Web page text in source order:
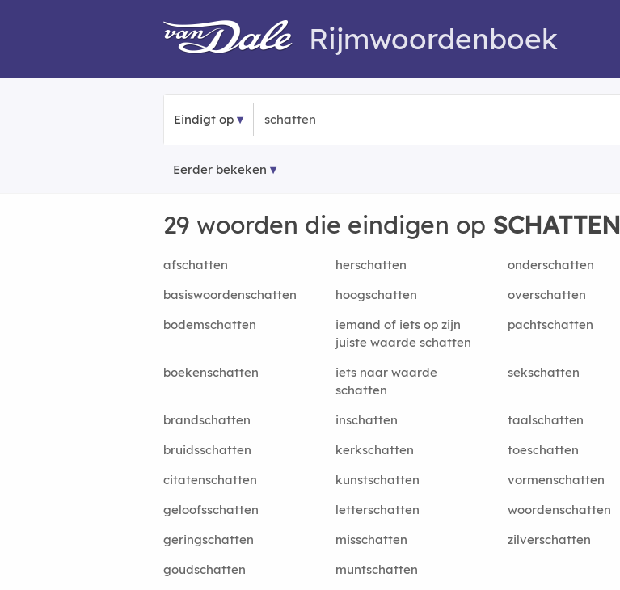
Rijmwoordenboek
Eindigt op
Eerder bekeken
29 woorden die eindigen op SCHATTEN
afschatten herschatten
onderschatten
basiswoordenschatten
hoogschatten
overschatten
bodemschatten
iemand of iets op zijn
juiste waarde schatten
pachtschatten
boekenschatten
iets naar waarde
schatten
sekschatten
brandschatten inschatten
taalschatten
bruidsschatten
kerkschatten
toeschatten
citatenschatten
kunstschatten
vormenschatten
geloofsschatten
letterschatten
woordenschatten
geringschatten
misschatten
zilverschatten
goudschatten
muntschatten